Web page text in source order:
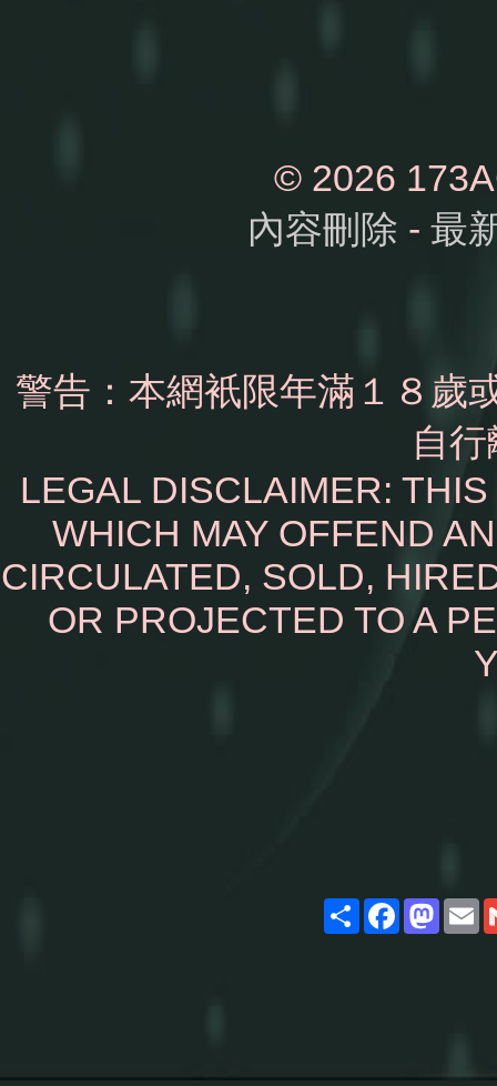
© 2026
內容刪除 - 最
警告：本網衹限年滿１８歲
自
LEGAL DISCLAIMER:
WHICH MAY OFFEND
CIRCULATED, SOLD,
OR PROJECTED TO A
ShareFacebook